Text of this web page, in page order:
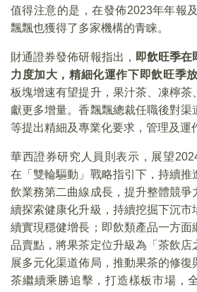
值得注意的是，在發佈2023年年報
飄飄也獲得了多家機構的青睐。
財通證券發佈研報指出， 即飲旺季在
力度加大，精細化運作下即飲旺季放
板塊增速有望提升，果汁茶、凍檸茶
獻更多增量。香飄飄總裁任職後對
等提出精細及專業化要求，管理及運
華西證券研究人員則表示，展望
在「雙輪驅動」戰略指引下，持續推
飲業務第二曲線成長，提升整體競爭
續探索健康化升級，持續挖掘下沉市
續實現穩健增長；即飲類產品一方面
品賣點，將果茶定位升級為「茶飲店
展多元化渠道佈局，推動果茶的修
茶繼續乘勝追擊，打造樣板市場，